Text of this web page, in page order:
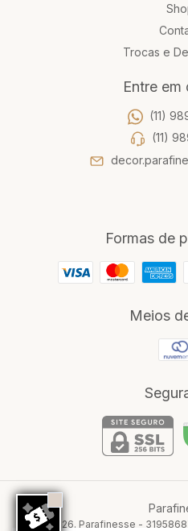
Trocas e
Entre em
(11)
(11)
Formas de
Meios
©2026. Parafinesse -